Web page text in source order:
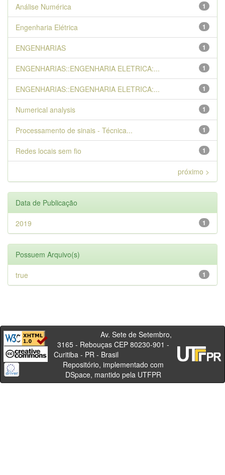
1
Análise Numérica
1
Engenharia Elétrica
1
ENGENHARIAS
1
ENGENHARIAS::ENGENHARIA ELETRICA:...
1
ENGENHARIAS::ENGENHARIA ELETRICA:...
1
Numerical analysis
1
Processamento de sinais - Técnica...
1
Redes locais sem fio
próximo >
Data de Publicação
1
2019
Possuem Arquivo(s)
1
true
Av. Sete de Setembro,
3165 - Rebouças CEP 80230-901 -
Curitiba - PR - Brasil
Repositório, implementado com
DSpace, mantido pela UTFPR